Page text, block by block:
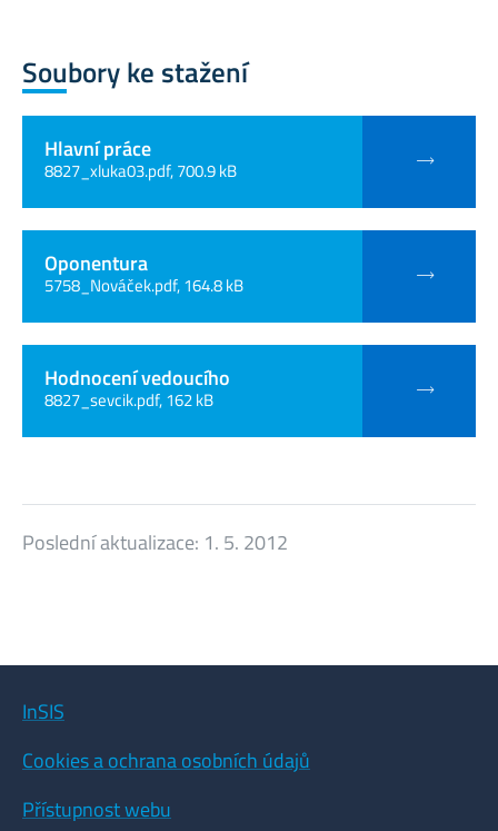
Soubory ke stažení
Hlavní práce
8827_xluka03.pdf, 700.9 kB
Oponentura
5758_Nováček.pdf, 164.8 kB
Hodnocení vedoucího
8827_sevcik.pdf, 162 kB
Poslední aktualizace: 1. 5. 2012
InSIS
Cookies a ochrana osobních údajů
Přístupnost webu